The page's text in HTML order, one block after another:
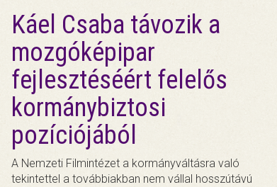
Káel Csaba távozik a
mozgóképipar
fejlesztéséért felelős
kormánybiztosi
pozíciójából
A Nemzeti Filmintézet a kormányváltásra való
tekintettel a továbbiakban nem vállal hosszútávú